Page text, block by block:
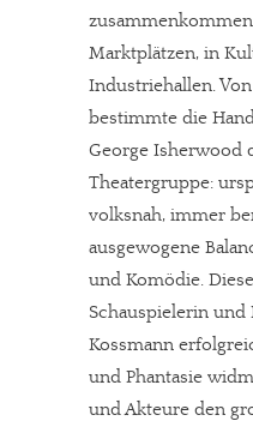
Marktplätzen, in
Industriehallen. Von
bestimmte die
George Isherwood
Theatergruppe:
volksnah, immer
ausgewogene
und Komödie.
Schauspielerin und
Kossmann
und Phantasie
und Akteure den